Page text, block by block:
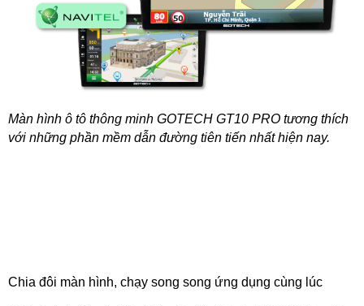
Màn hình ô tô thông minh GOTECH GT10 PRO tương thích
với những phần mềm dẫn đường tiên tiến nhất hiện nay.
Chia đôi màn hình, chạy song song ứng dụng cùng lúc